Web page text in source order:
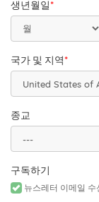
생년월일 *
국가 및 지역 *
종교
구독하기
뉴스레터 이메일 수